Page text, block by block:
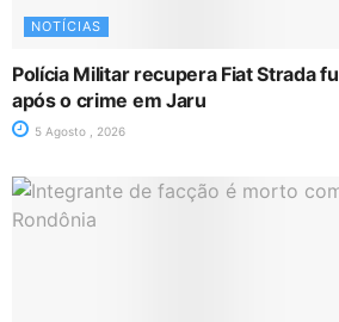
NOTÍCIAS
Polícia Militar recupera Fiat Strada
após o crime em Jaru
5 Agosto , 2026